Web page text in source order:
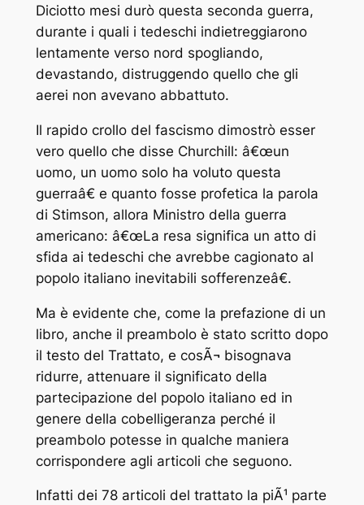
Diciotto mesi durò questa seconda guerra,
durante i quali i tedeschi indietreggiarono
lentamente verso nord spogliando,
devastando, distruggendo quello che gli
aerei non avevano abbattuto.
Il rapido crollo del fascismo dimostrò esser
vero quello che disse Churchill: â€œun
uomo, un uomo solo ha voluto questa
guerraâ€ e quanto fosse profetica la parola
di Stimson, allora Ministro della guerra
americano: â€œLa resa significa un atto di
sfida ai tedeschi che avrebbe cagionato al
popolo italiano inevitabili sofferenzeâ€.
Ma è evidente che, come la prefazione di un
libro, anche il preambolo è stato scritto dopo
il testo del Trattato, e cosÃ¬ bisognava
ridurre, attenuare il significato della
partecipazione del popolo italiano ed in
genere della cobelligeranza perché il
preambolo potesse in qualche maniera
corrispondere agli articoli che seguono.
Infatti dei 78 articoli del trattato la piÃ¹ parte